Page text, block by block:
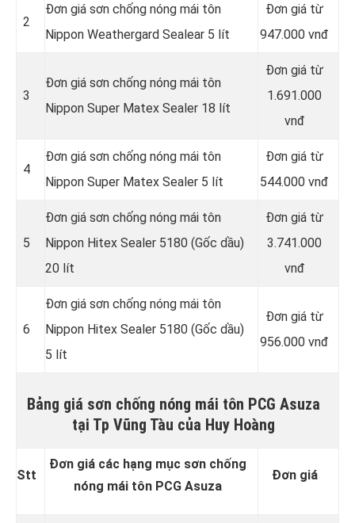
2
Đơn giá sơn chống nóng mái tôn
Nippon Weathergard Sealear 5 lít
Đơn giá từ
947.000 vnđ
3
Đơn giá sơn chống nóng mái tôn
Nippon Super Matex Sealer 18 lít
Đơn giá từ
1.691.000
vnđ
4
Đơn giá sơn chống nóng mái tôn
Nippon Super Matex Sealer 5 lít
Đơn giá từ
544.000 vnđ
5
Đơn giá sơn chống nóng mái tôn
Nippon Hitex Sealer 5180 (Gốc dầu)
20 lít
Đơn giá từ
3.741.000
vnđ
6
Đơn giá sơn chống nóng mái tôn
Nippon Hitex Sealer 5180 (Gốc dầu)
5 lít
Đơn giá từ
956.000 vnđ
Bảng giá sơn chống nóng mái tôn PCG Asuza
tại Tp Vũng Tàu của Huy Hoàng
Stt
Đơn giá các hạng mục sơn chống
nóng mái tôn PCG Asuza
Đơn giá